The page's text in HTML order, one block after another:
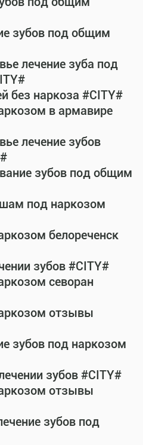
зубов под общим
лечение зуба под
без наркоза #CITY#
в армавире
лечение зубов
зубов под общим
под наркозом
белореченск
зубов #CITY#
севоран
отзывы
зубов под наркозом
зубов #CITY#
отзывы
зубов под